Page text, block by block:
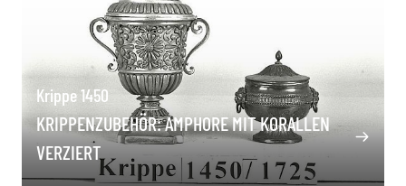
Krippe 1450
KRIPPENZUBEHÖR: AMPHORE MIT KORALLEN
VERZIERT